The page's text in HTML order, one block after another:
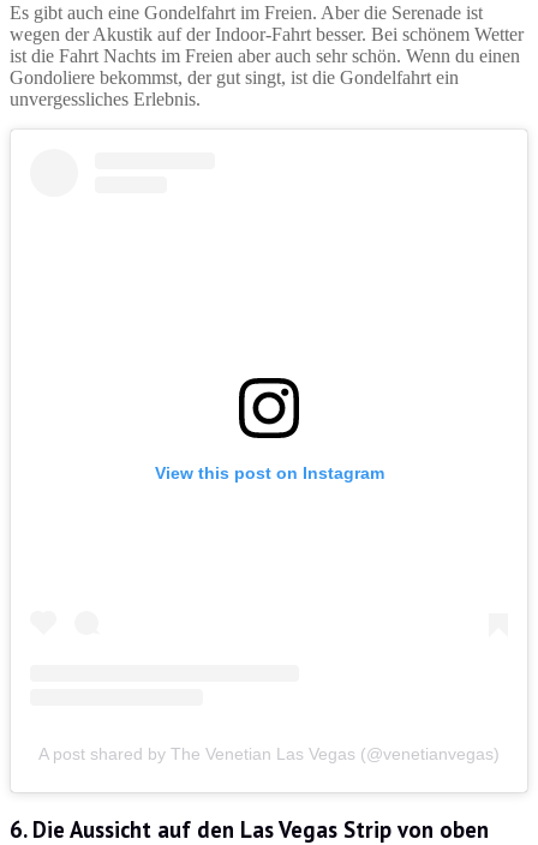
Es gibt auch eine Gondelfahrt im Freien. Aber die Serenade ist
wegen der Akustik auf der Indoor-Fahrt besser. Bei schönem Wetter
ist die Fahrt Nachts im Freien aber auch sehr schön. Wenn du einen
Gondoliere bekommst, der gut singt, ist die Gondelfahrt ein
unvergessliches Erlebnis.
View this post on Instagram
A post shared by The Venetian Las Vegas (@venetianvegas)
6. Die Aussicht auf den Las Vegas Strip von oben